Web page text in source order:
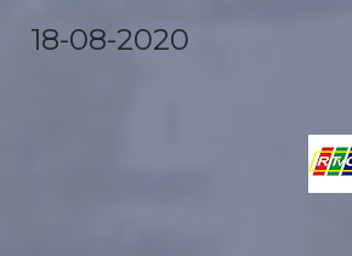
18-08-2020